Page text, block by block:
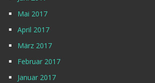
Mai 2017
April 2017
März 2017
Februar 2017
Januar 2017